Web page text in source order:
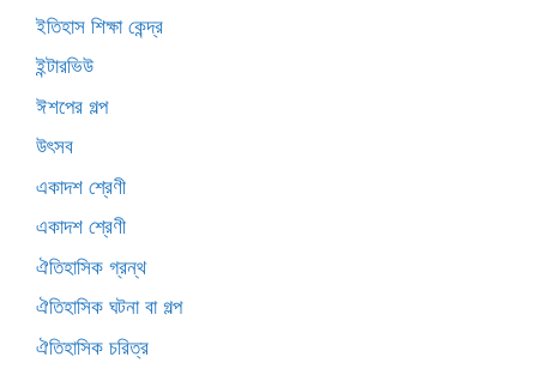
ইতিহাস শিক্ষা কেন্দ্র
ইন্টারভিউ
ঈশপের গল্প
উৎসব
একাদশ শ্রেণী
একাদশ শ্রেণী
ঐতিহাসিক গ্রন্থ
ঐতিহাসিক ঘটনা বা গল্প
ঐতিহাসিক চরিত্র